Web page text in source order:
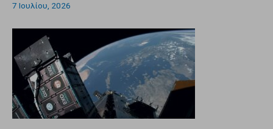
7 Ιουλίου, 2026